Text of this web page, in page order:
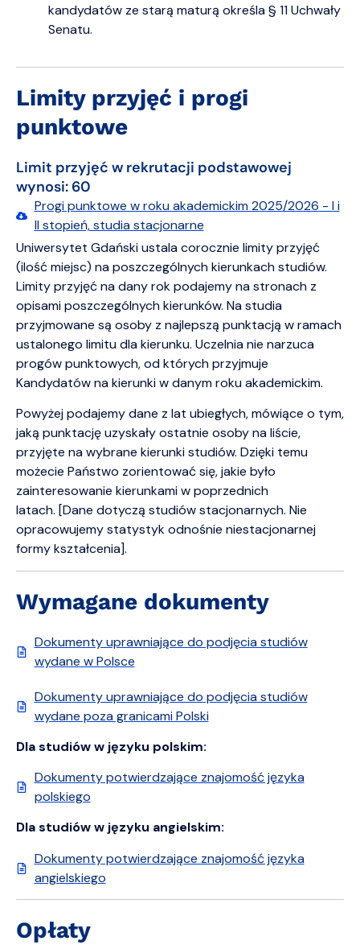
kandydatów ze starą maturą określa § 11 Uchwały
Senatu.
Limity przyjęć i progi
punktowe
Limit przyjęć w rekrutacji podstawowej
wynosi: 60
Progi punktowe w roku akademickim 2025/2026 - I i
II stopień, studia stacjonarne
Uniwersytet Gdański ustala corocznie limity przyjęć
(ilość miejsc) na poszczególnych kierunkach studiów.
Limity przyjęć na dany rok podajemy na stronach z
opisami poszczególnych kierunków. Na studia
przyjmowane są osoby z najlepszą punktacją w ramach
ustalonego limitu dla kierunku. Uczelnia nie narzuca
progów punktowych, od których przyjmuje
Kandydatów na kierunki w danym roku akademickim.
Powyżej podajemy dane z lat ubiegłych, mówiące o tym,
jaką punktację uzyskały ostatnie osoby na liście,
przyjęte na wybrane kierunki studiów. Dzięki temu
możecie Państwo zorientować się, jakie było
zainteresowanie kierunkami w poprzednich
latach. [Dane dotyczą studiów stacjonarnych. Nie
opracowujemy statystyk odnośnie niestacjonarnej
formy kształcenia].
Wymagane dokumenty
Dokumenty uprawniające do podjęcia studiów
wydane w Polsce
Dokumenty uprawniające do podjęcia studiów
wydane poza granicami Polski
Dla studiów w języku polskim:
Dokumenty potwierdzające znajomość języka
polskiego
Dla studiów w języku angielskim:
Dokumenty potwierdzające znajomość języka
angielskiego
Opłaty